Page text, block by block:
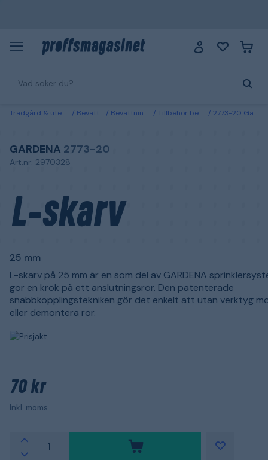
Trädgård & utemiljö Bevattning Bevattningssystem Tillbehör bevattningsystem 2773-20 Gardena L-skarv 25 mm
GARDENA 2773-20
Art.nr: 2970328
L-skarv
25 mm
L-skarv på 25 mm är en som del av GARDENA
gör en krök på ett anslutningsrör. Den patenterade
snabbkopplingstekniken gör det enkelt att utan verktyg
eller demontera rör.
70 kr
Inkl. moms